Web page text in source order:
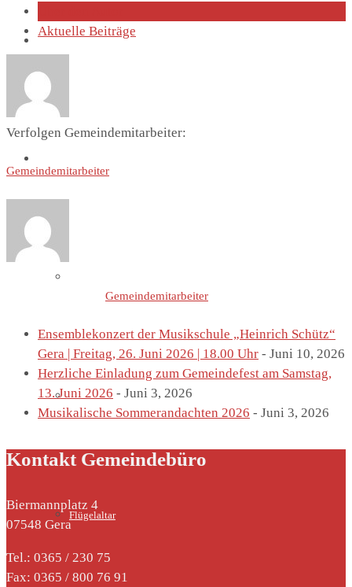
Predigten
Geschichte St.Marien
Flügelaltar
Aktuelle Beiträge
Verfolgen Gemeindemitarbeiter:
Gemeindemitarbeiter
Gemeindemitarbeiter
Ensemblekonzert der Musikschule „Heinrich Schütz“
Gera | Freitag, 26. Juni 2026 | 18.00 Uhr - Juni 10, 2026
Herzliche Einladung zum Gemeindefest am Samstag,
13. Juni 2026 - Juni 3, 2026
Musikalische Sommerandachten 2026 - Juni 3, 2026
Kontakt Gemeindebüro
Biermannplatz 4
07548 Gera
Tel.: 0365 / 230 75
Fax: 0365 / 800 76 91